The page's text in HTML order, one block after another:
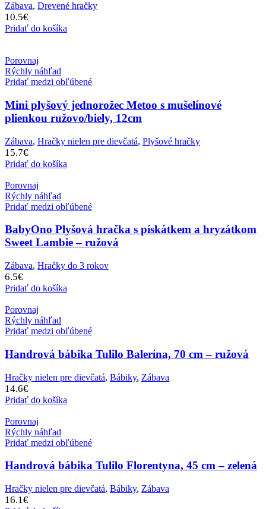
Zábava, Drevené hračky
10.5€
Pridať do košíka
Porovnaj
Rýchly náhľad
Pridať medzi obľúbené
Mini plyšový jednorožec Metoo s mušelínové
plienkou ružovo/biely, 12cm
Zábava, Hračky nielen pre dievčatá, Plyšové hračky
15.7€
Pridať do košíka
Porovnaj
Rýchly náhľad
Pridať medzi obľúbené
BabyOno Plyšová hračka s pískátkem a hryzátkom
Sweet Lambie – ružová
Zábava, Hračky do 3 rokov
6.5€
Pridať do košíka
Porovnaj
Rýchly náhľad
Pridať medzi obľúbené
Handrová bábika Tulilo Balerína, 70 cm – ružová
Hračky nielen pre dievčatá, Bábiky, Zábava
14.6€
Pridať do košíka
Porovnaj
Rýchly náhľad
Pridať medzi obľúbené
Handrová bábika Tulilo Florentyna, 45 cm – zelená
Hračky nielen pre dievčatá, Bábiky, Zábava
16.1€